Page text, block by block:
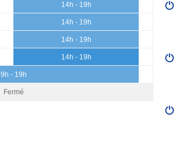
14h - 19h
14h - 19h
14h - 19h
14h - 19h
9h - 19h
Fermé